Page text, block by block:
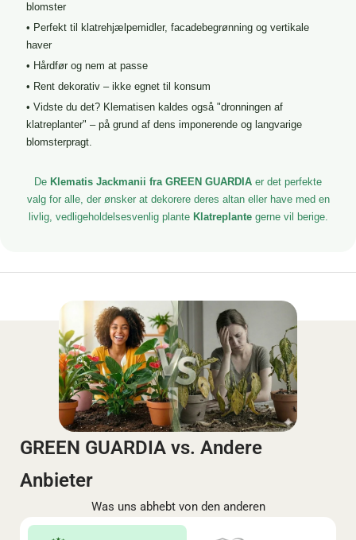
blomster
• Perfekt til klatrehjælpemidler, facadebegrønning og vertikale
haver
• Hårdfør og nem at passe
• Rent dekorativ – ikke egnet til konsum
• Vidste du det? Klematisen kaldes også "dronningen af
klatreplanter" – på grund af dens imponerende og langvarige
blomsterpragt.
De Klematis Jackmanii fra GREEN GUARDIA er det perfekte
valg for alle, der ønsker at dekorere deres altan eller have med en
livlig, vedligeholdelsesvenlig plante Klatreplantegerne vil berige.
GREEN GUARDIA vs. Andere
Anbieter
Was uns abhebt von den anderen